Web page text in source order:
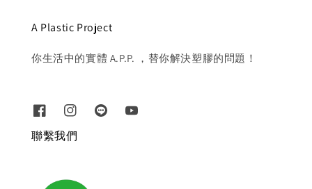
A Plastic Project
你生活中的實體 A.P.P. ，替你解決塑膠的問題！
聯繫我們